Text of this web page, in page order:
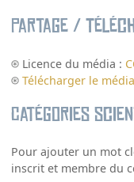
Partage /
Licence du média :
Télécharger le média
Catégories
Pour ajouter un mot
inscrit et membre du